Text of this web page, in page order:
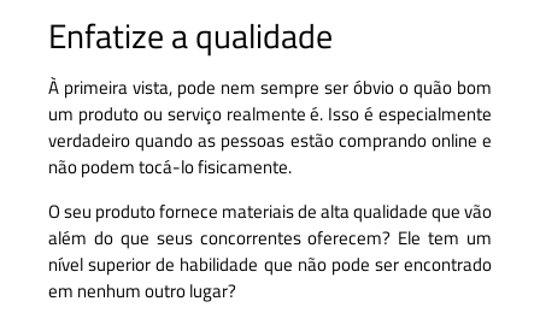
Enfatize a qualidade
À primeira vista, pode nem sempre ser óbvio o quão bom
um produto ou serviço realmente é. Isso é especialmente
verdadeiro quando as pessoas estão comprando online e
não podem tocá-lo fisicamente.
O seu produto fornece materiais de alta qualidade que vão
além do que seus concorrentes oferecem? Ele tem um
nível superior de habilidade que não pode ser encontrado
em nenhum outro lugar?